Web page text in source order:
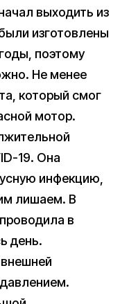
выходить из
изготовлены
поэтому
Не менее
который смог
мотор.
19. Она
инфекцию,
лишаем. В
в
день.